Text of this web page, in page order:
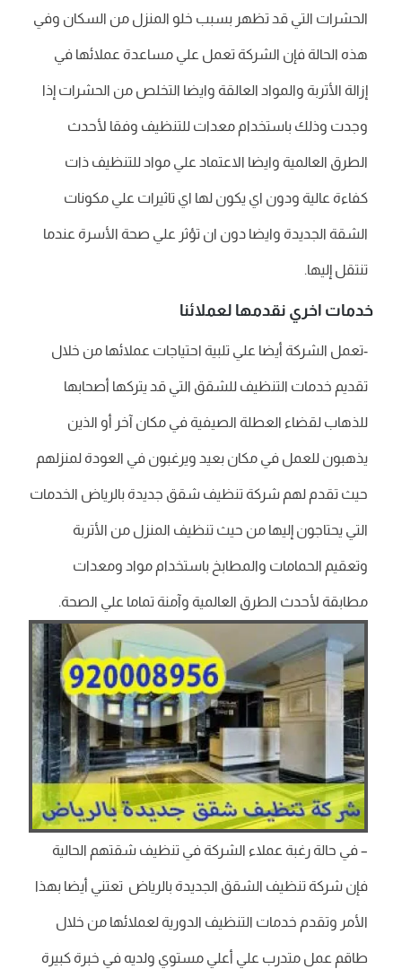
الحشرات التي قد تظهر بسبب خلو المنزل من السكان وفي
هذه الحالة فإن الشركة تعمل علي مساعدة عملائها في
إزالة الأتربة والمواد العالقة وايضا التخلص من الحشرات إذا
وجدت وذلك باستخدام معدات للتنظيف وفقا لأحدث
الطرق العالمية وايضا الاعتماد علي مواد للتنظيف ذات
كفاءة عالية ودون اي يكون لها اي تاثيرات علي مكونات
الشقة الجديدة وايضا دون ان تؤثر علي صحة الأسرة عندما
تنتقل إليها.
خدمات اخري نقدمها لعملائنا
-تعمل الشركة أيضا علي تلبية احتياجات عملائها من خلال
تقديم خدمات التنظيف للشقق التي قد يتركها أصحابها
للذهاب لقضاء العطلة الصيفية في مكان آخر أو الذين
يذهبون للعمل في مكان بعيد ويرغبون في العودة لمنزلهم
حيث تقدم لهم شركة تنظيف شقق جديدة بالرياض الخدمات
التي يحتاجون إليها من حيث تنظيف المنزل من الأتربة
وتعقيم الحمامات والمطابخ باستخدام مواد ومعدات
مطابقة لأحدث الطرق العالمية وآمنة تماما علي الصحة.
– في حالة رغبة عملاء الشركة في تنظيف شقتهم الحالية
فإن شركة تنظيف الشقق الجديدة بالرياض تعتني أيضا بهذا
الأمر وتقدم خدمات التنظيف الدورية لعملائها من خلال
طاقم عمل متدرب علي أعلي مستوي ولديه في خبرة كبيرة